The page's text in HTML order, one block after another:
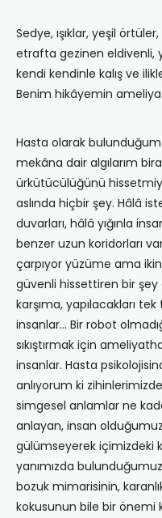
Sedye, ışıklar, yeşil
etrafta gezinen eldivenli,
kendi kendinle kalış ve
Benim hikâyemin
Hasta olarak
mekâna dair algılarım
ürkütücülüğünü
aslında hiçbir şey. Hâlâ
duvarları, hâlâ yığınla
benzer uzun koridorları
çarpıyor yüzüme ama
güvenli hissettiren bir şey
karşıma, yapılacakları
insanlar… Bir robot
sıkıştırmak için
insanlar. Hasta
anlıyorum ki
simgesel anlamlar ne
anlayan, insan
gülümseyerek içimizdeki
yanımızda
bozuk mimarisinin,
kokusunun bile bir önemi